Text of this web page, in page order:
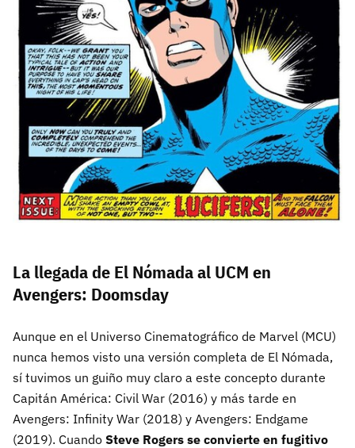
La llegada de El Nómada al UCM en
Avengers: Doomsday
Aunque en el Universo Cinematográfico de Marvel (MCU)
nunca hemos visto una versión completa de El Nómada,
sí tuvimos un guiño muy claro a este concepto durante
Capitán América: Civil War (2016) y más tarde en
Avengers: Infinity War (2018) y Avengers: Endgame
(2019). Cuando Steve Rogers se convierte en fugitivo